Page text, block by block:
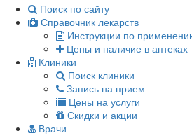
Поиск по сайту
Справочник лекарств
Инструкции по
Цены и наличие в аптеках
Клиники
Поиск клиники
Запись на прием
Цены на услуги
Скидки и акции
Врачи